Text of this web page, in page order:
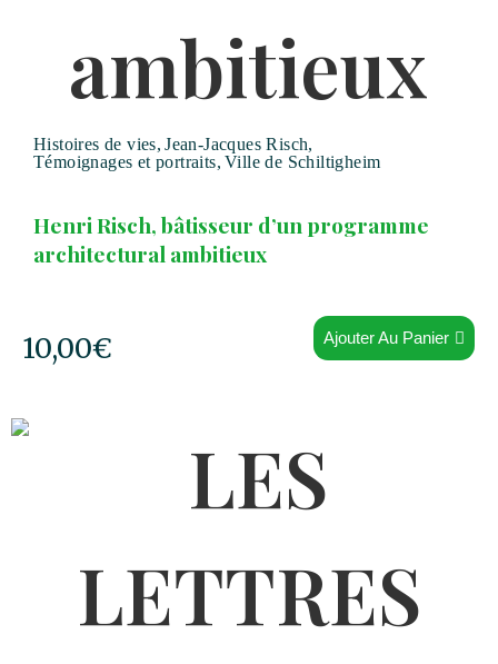
Histoires de vies, Jean-Jacques Risch,
Témoignages et portraits, Ville de Schiltigheim
Henri Risch, bâtisseur d’un programme
architectural ambitieux
10,00€ Ajouter Au Panier